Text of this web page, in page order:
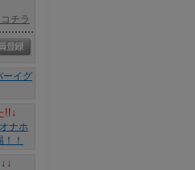
チラ
!!↓